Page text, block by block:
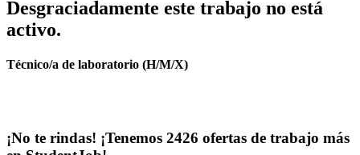
Desgraciadamente este trabajo no está
activo.
Técnico/a de laboratorio (H/M/X)
¡No te rindas! ¡Tenemos 2426 ofertas de trabajo más